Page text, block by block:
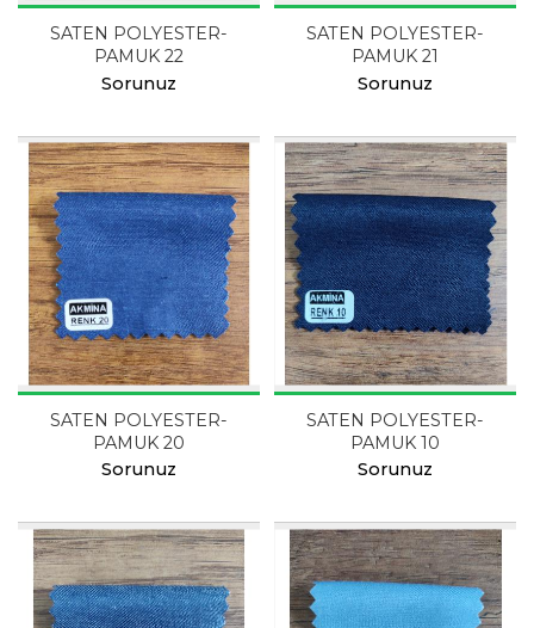
SATEN POLYESTER-
PAMUK 22
Sorunuz
SATEN POLYESTER-
PAMUK 21
Sorunuz
SATEN POLYESTER-
PAMUK 20
Sorunuz
SATEN POLYESTER-
PAMUK 10
Sorunuz